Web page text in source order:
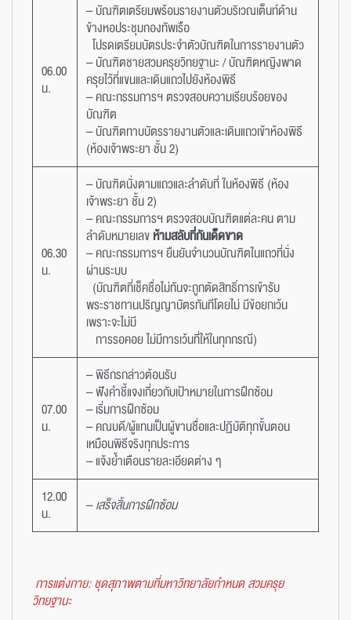
06.00
น.
– บัณฑิตเตรียมพร้อมรายงานตัวบริเวณเต็นท์ด้าน
ข้างหอประชุมกองทัพเรือ
โปรดเตรียมบัตรประจำตัวบัณฑิตในการรายงานตัว
– บัณฑิตชายสวมครุยวิทยฐานะ / บัณฑิตหญิงพาด
ครุยไว้ที่แขนและเดินแถวไปยังห้องพิธี
– คณะกรรมการฯ ตรวจสอบความเรียบร้อยของ
บัณฑิต
– บัณฑิตทาบบัตรรายงานตัวและเดินแถวเข้าห้องพิธี
(ห้องเจ้าพระยา ชั้น 2)
06.30
น.
– บัณฑิตนั่งตามแถวและลำดับที่ ในห้องพิธี (ห้อง
เจ้าพระยา ชั้น 2)
– คณะกรรมการฯ ตรวจสอบบัณฑิตแต่ละคน ตาม
ลำดับหมายเลขห้ามสลับที่กันเด็ดขาด
– คณะกรรมการฯ ยืนยันจำนวนบัณฑิตในแถวที่นั่ง
ผ่านระบบ
(บัณฑิตที่เช็คชื่อไม่ทันจะถูกตัดสิทธิ์การเข้ารับ
พระราชทานปริญญาบัตรทันทีโดยไม่ มีข้อยกเว้น
เพราะจะไม่มี
การรอคอย ไม่มีการเว้นที่ให้ในทุกกรณี)
07.00
น.
– พิธีกรกล่าวต้อนรับ
– ฟังคำชี้แจงเกี่ยวกับเป้าหมายในการฝึกซ้อม
– เริ่มการฝึกซ้อม
– คณบดี/ผู้แทนเป็นผู้ขานชื่อและปฏิบัติทุกขั้นตอน
เหมือนพิธีจริงทุกประการ
– แจ้งย้ำเตือนรายละเอียดต่าง ๆ
12.00
น.
–เสร็จสิ้นการฝึกซ้อม
การแต่งกาย: ชุดสุภาพตามที่มหาวิทยาลัยกำหนด สวมครุย
วิทยฐานะ